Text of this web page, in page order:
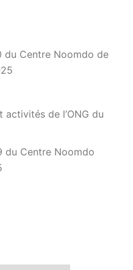
du Centre Noomdo de
activités de l’ONG du
du Centre Noomdo